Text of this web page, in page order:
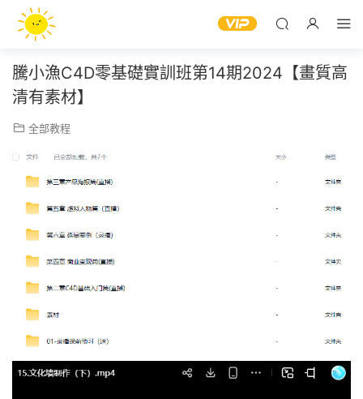
騰小漁C4D零基礎實訓班第14期2024【畫質高
清有素材】
全部教程